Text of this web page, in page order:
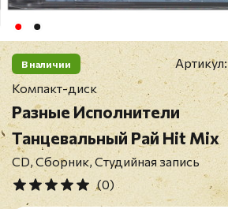
В наличии Артикул:
Компакт-диск
Разные Исполнители
Танцевальный Рай Hit Mix
CD, Сборник, Студийная запись
(0)